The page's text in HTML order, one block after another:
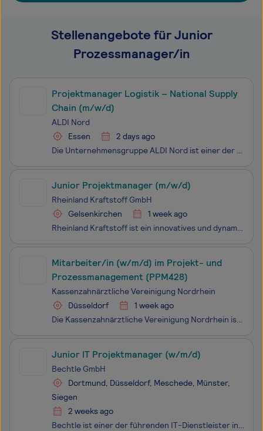
Stellenangebote für Junior
Prozessmanager/in
Projektmanager Logistik – National Supply
Chain (m/w/d)
ALDI Nord
Essen
2 days ago
Die Unternehmensgruppe ALDI Nord ist einer der führenden Lebensmitteleinzelhändler. Mit einer Tradition von über 110 Jahren steht ALDI für die Erfindung des Discount-Prinzips. Unsere Mission ist es, Menschen überall und jederzeit mit dem zu versorgen, was sie für ihr tägliches Leben brauchen: qualit
Junior Projektmanager (m/w/d)
Rheinland Kraftstoff GmbH
Gelsenkirchen
1 week ago
Rheinland Kraftstoff ist ein innovatives und dynamisches Mittelstandsunternehmen. Wir sind mehr als nur Kraftstoff - wir können auch erneuerbare Energien und technische Dienstleistungen. Deshalb sind wir immer wieder auf der Suche nach neuen Team-Mitgliedern, die genauso kraftvoll wie wir an der Zuk
Mitarbeiter/in (w/m/d) im Projekt- und
Prozessmanagement (PPM428)
Kassenzahnärztliche Vereinigung Nordrhein
Düsseldorf
1 week ago
Die Kassenzahnärztliche Vereinigung Nordrhein ist als Körperschaft des öffentlichen Rechts eine Institution der zahnärztlichen Selbstverwaltung der nordrheinischen Vertragszahnärztinnen und Vertragszahnärzte.Wir stellen sicher, dass gesetzlich Versicherte durch die niedergelassenen Vertragszahnärzti
Junior IT Projektmanager (w/m/d)
Bechtle GmbH
Dortmund, Düsseldorf, Meschede, Münster,
Siegen
2 weeks ago
Bechtle ist einer der führenden IT-Dienstleister in Europa. Wir gestalten zukunftsfähige IT-Architekturen - von klassischer IT-Infrastruktur über Digitalisierung, Multi Cloud, Modern Workplace und Security bis Künstliche Intelligenz und Managed Services. Wir bieten unseren Kunden zusätzlich intellig